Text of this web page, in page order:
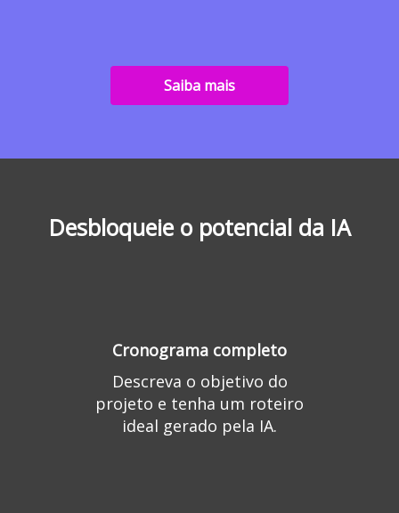
Saiba mais
Desbloqueie o potencial da IA
Cronograma completo
Descreva o objetivo do
projeto e tenha um roteiro
ideal gerado pela IA.